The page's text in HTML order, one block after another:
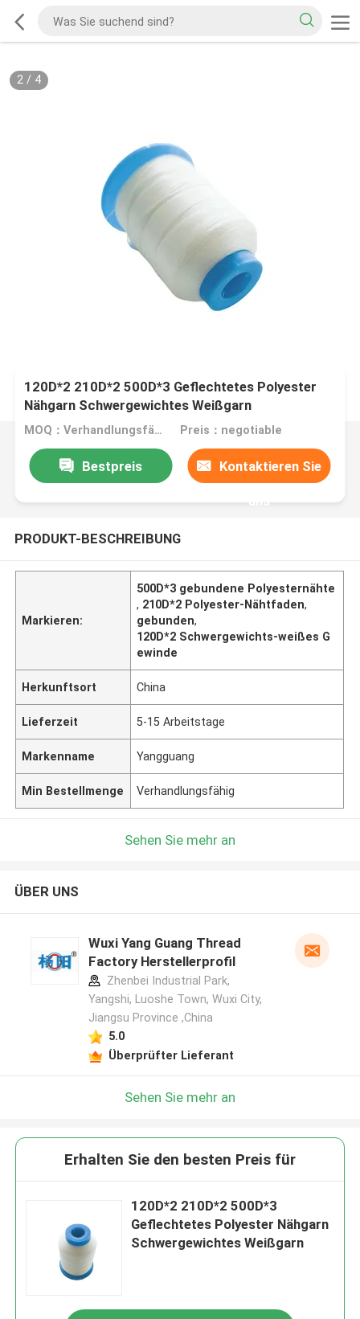
2/ 4
120D*2 210D*2 500D*3 Geflechtetes Polyester
Nähgarn Schwergewichtes Weißgarn
MOQ：Verhandlungsfähig Preis：negotiable
Bestpreis Kontaktieren Sie
uns
PRODUKT-BESCHREIBUNG
Markieren:
500D*3 gebundene Polyesternähte
, 210D*2 Polyester-Nähtfaden,
gebunden,
120D*2 Schwergewichts-weißes G
ewinde
Herkunftsort China
Lieferzeit 5-15 Arbeitstage
Markenname Yangguang
Min Bestellmenge Verhandlungsfähig
Sehen Sie mehr an
ÜBER UNS
Wuxi Yang Guang Thread
Factory Herstellerprofil
Zhenbei Industrial Park,
Yangshi, Luoshe Town, Wuxi City,
Jiangsu Province ,China
5.0
Überprüfter Lieferant
Sehen Sie mehr an
Erhalten Sie den besten Preis für
120D*2 210D*2 500D*3
Geflechtetes Polyester Nähgarn
Schwergewichtes Weißgarn